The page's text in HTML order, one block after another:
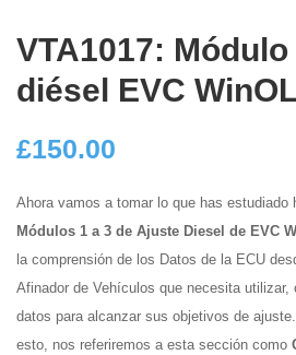
VTA1017:
diésel EVC
£150.00
Ahora vamos a tomar lo que has estudiado
Módulos 1 a 3 de Ajuste Diesel de EVC
la comprensión de los Datos de la ECU
Afinador de Vehículos que necesita utilizar,
datos para alcanzar sus objetivos de
esto, nos referiremos a esta sección como